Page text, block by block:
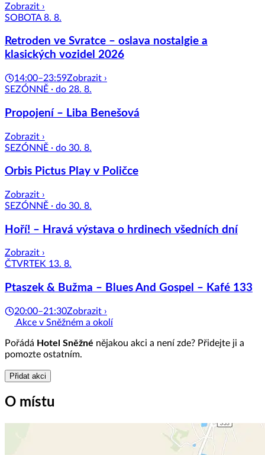
Zobrazit ›
SOBOTA 8. 8.
Retroden ve Svratce – oslava nostalgie a
klasických vozidel 2026
14:00–23:59Zobrazit ›
SEZÓNNĚ · do 28. 8.
Propojení – Liba Benešová
Zobrazit ›
SEZÓNNĚ · do 30. 8.
Orbis Pictus Play v Poličce
Zobrazit ›
SEZÓNNĚ · do 30. 8.
Hoří! – Hravá výstava o hrdinech všedních dní
Zobrazit ›
ČTVRTEK 13. 8.
Ptaszek & Bužma – Blues And Gospel – Kafé 133
20:00–21:30Zobrazit ›
Akce v Sněžném a okolí
Pořádá Hotel Sněžné nějakou akci a není zde? Přidejte ji a
pomozte ostatním.
Přidat akci
O místu